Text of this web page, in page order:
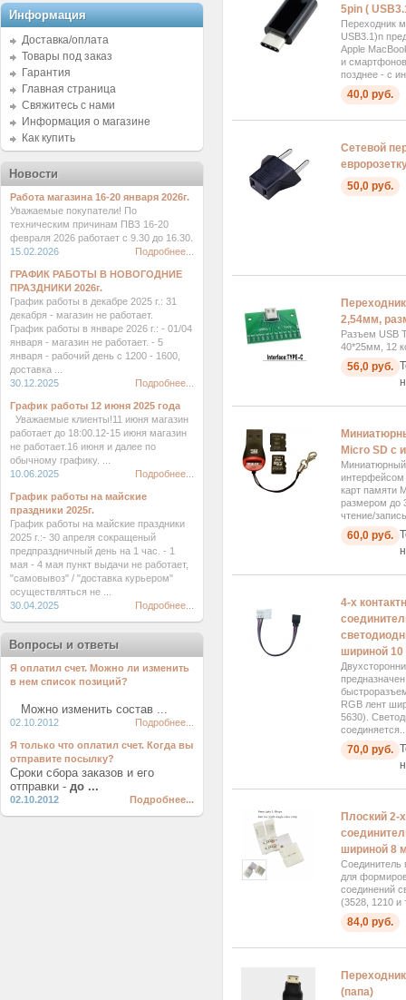
5pin (
Переходник
USB3.1)n
Apple
и
позднее - с
40,0 руб.
Сетевой
50,0 руб.
2,54мм,
Разъем USB
40*25мм, 12
56,0 руб.
Micro SD с
Миниатюрный
интерфейсом
карт памяти
размером до
чтение/
60,0 руб.
4-х
шириной
RGB лент
5630).
70,0 руб.
Плоский 2-
шириной 8
Соединитель
для
соединений
(3528, 1210 и
84,0 руб.
(папа)
Информация
Доставка/оплата
Товары под заказ
Гарантия
Главная страница
Свяжитесь с нами
Информация о магазине
Как купить
Новости
Работа магазина 16-20 января 2026г.
Уважаемые покупатели! По
техническим причинам ПВЗ 16-20
февраля 2026 работает с 9.30 до 16.30.
15.02.2026
Подробнее...
ГРАФИК РАБОТЫ В НОВОГОДНИЕ
ПРАЗДНИКИ 2026г.
График работы в декабре 2025 г.: 31
декабря - магазин не работает.
График работы в январе 2026 г.: - 01/04
января - магазин не работает. - 5
января - рабочий день с 1200 - 1600,
доставка ...
30.12.2025
Подробнее...
График работы 12 июня 2025 года
Уважаемые клиенты!11 июня магазин
работает до 18:00.12-15 июня магазин
не работает.16 июня и далее по
обычному графику. ...
10.06.2025
Подробнее...
График работы на майские
праздники 2025г.
График работы на майские праздники
2025 г.:- 30 апреля сокращеный
предпраздничный день на 1 час. - 1
мая - 4 мая пункт выдачи не работает,
"самовывоз" / "доставка курьером"
осуществляться не ...
30.04.2025
Подробнее...
Вопросы и ответы
Я оплатил счет. Можно ли изменить
в нем список позиций?
Можно изменить состав ...
02.10.2012 Подробнее...
Я только что оплатил счет. Когда вы
отправите посылку?
Сроки сбора заказов и его
отправки - до ...
02.10.2012 Подробнее...